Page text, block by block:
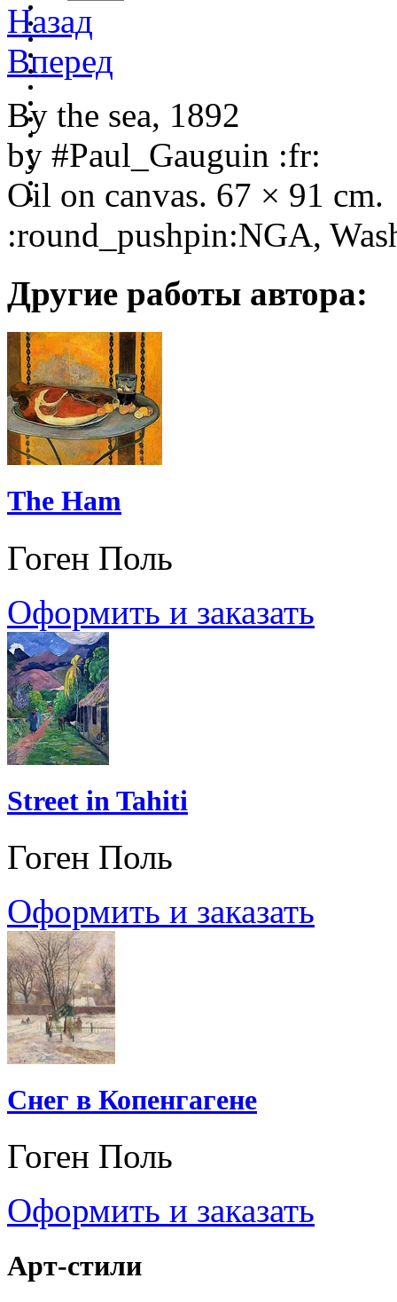
Назад
Вперед
By the sea, 1892
by #Paul_Gauguin :fr:
Oil on canvas. 67 × 91 cm.
:round_pushpin:NGA,
Другие работы автора:
The Ham
Гоген Поль
Оформить и заказать
Street in Tahiti
Гоген Поль
Оформить и заказать
Снег в Копенгагене
Гоген Поль
Оформить и заказать
Арт-стили